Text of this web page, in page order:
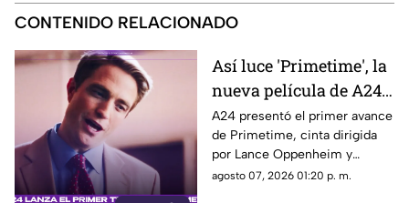
CONTENIDO RELACIONADO
Así luce 'Primetime', la
nueva película de A24
con Robert Pattinson
como protagonista
A24 presentó el primer avance
de Primetime, cinta dirigida
por Lance Oppenheim y
protagonizada por Robert
agosto 07, 2026 01:20 p. m.